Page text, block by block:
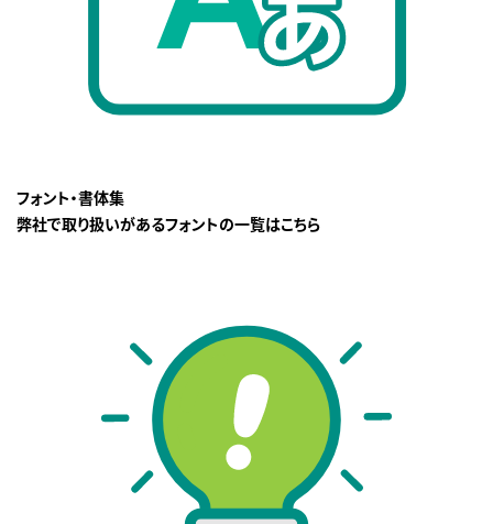
フォント・書体集
弊社で取り扱いがあるフォントの一覧はこちら